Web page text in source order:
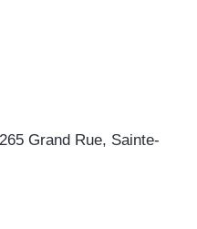
Grand Rue, Sainte-